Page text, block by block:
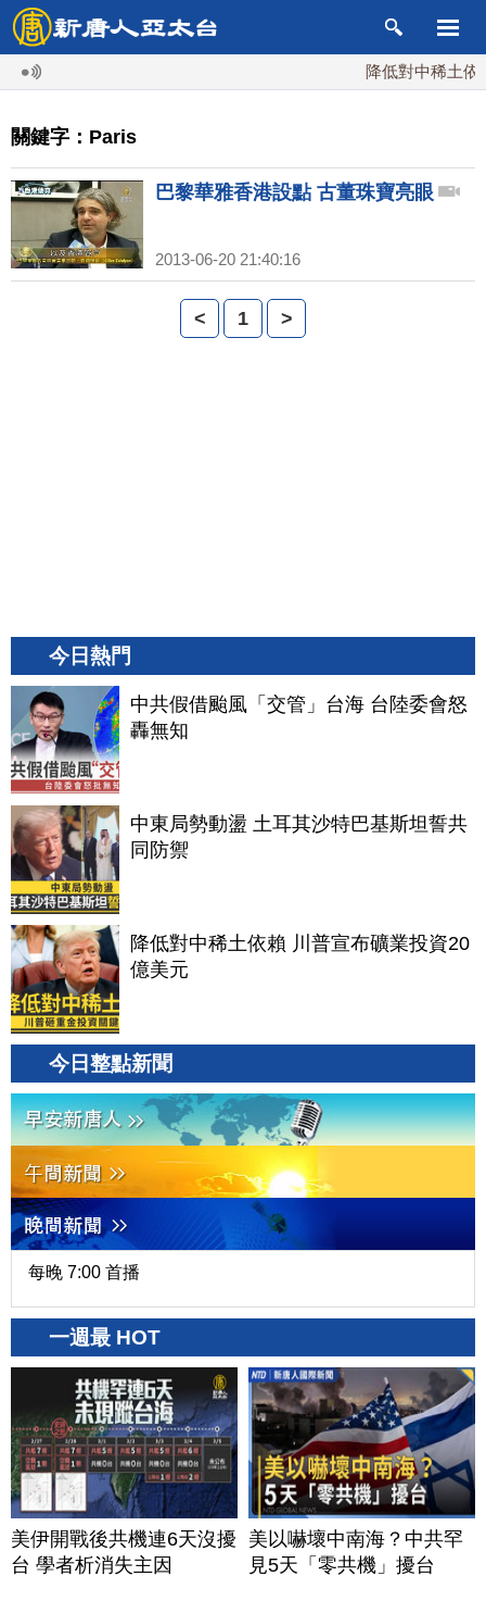
降低對中稀土依
關鍵字：Paris
巴黎華雅香港設點 古董珠寶亮眼
2013-06-20 21:40:16
< 1 >
今日熱門
中共假借颱風「交管」台海 台陸委會怒
轟無知
中東局勢動盪 土耳其沙特巴基斯坦誓共
同防禦
降低對中稀土依賴 川普宣布礦業投資20
億美元
今日整點新聞
每晚 7:00 首播
一週最 HOT
美伊開戰後共機連6天沒擾
台 學者析消失主因
美以嚇壞中南海？中共罕
見5天「零共機」擾台